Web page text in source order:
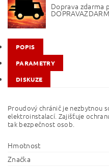
Doprava zdarma
POPIS
PARAMETRY
DISKUZE
Proudový chránič je nezbytnou
elektroinstalací. Zajišťuje
tak bezpečnost osob.
Hmotnost
Značka